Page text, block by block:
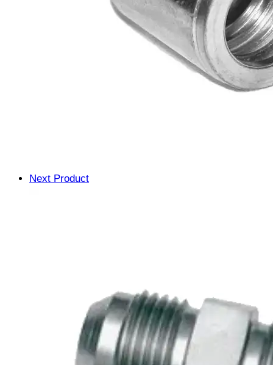
Next Product